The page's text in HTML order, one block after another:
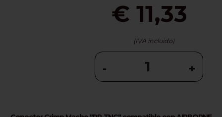
€ 11,33
(IVA incluido)
- +